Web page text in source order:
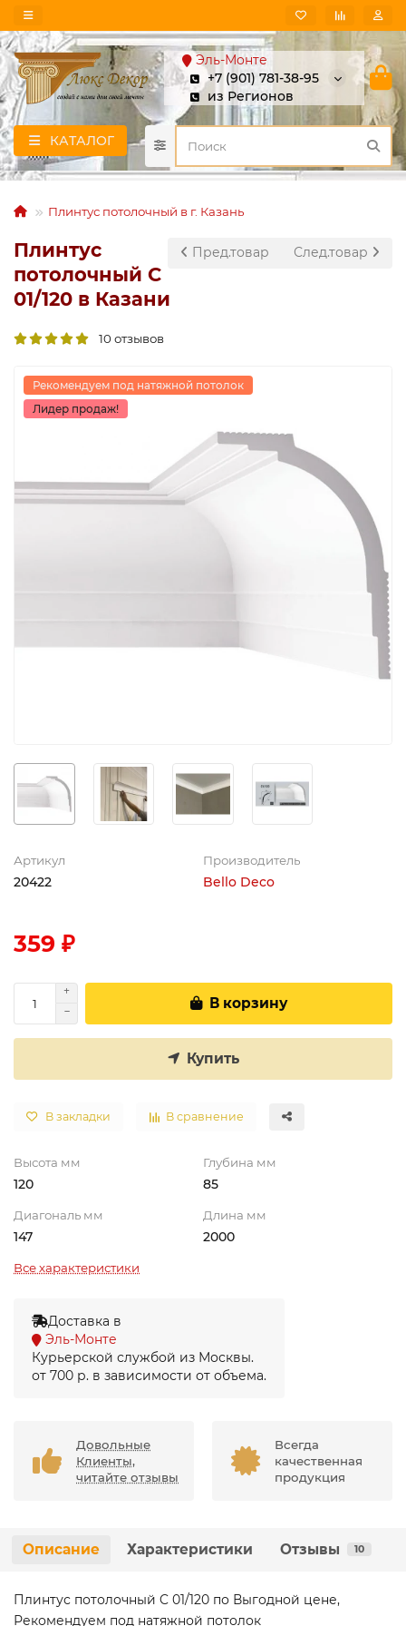
Эль-Монте
+7 (901) 781-38-95
из Регионов
КАТАЛОГ
Плинтус потолочный в г. Казань
Пред.товар След.товар
Плинтус
потолочный C
01/120 в Казани
10 отзывов
Рекомендуем под натяжной потолок
Лидер продаж!
Артикул
20422
Производитель
Bello Deco
359 ₽
В корзину
Купить
В закладки В сравнение
Высота мм
120
Глубина мм
85
Диагональ мм
147
Длина мм
2000
Все характеристики
Доставка в
Эль-Монте
Курьерской службой из Москвы.
от 700 р. в зависимости от объема.
Довольные
Клиенты,
читайте отзывы
Всегда
качественная
продукция
Описание Характеристики Отзывы 10
Плинтус потолочный C 01/120 по Выгодной цене,
Рекомендуем под натяжной потолок